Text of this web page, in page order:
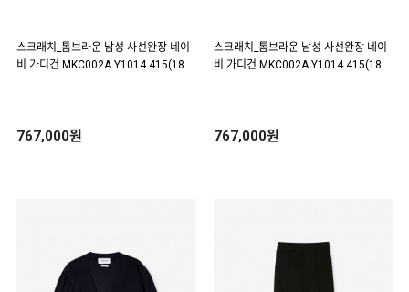
스크래치_톰브라운 남성 사선완장 네이
비 가디건 MKC002A Y1014 415(187
767,000원
스크래치_톰브라운 남성 사선완장 네이
비 가디건 MKC002A Y1014 415(187
767,000원